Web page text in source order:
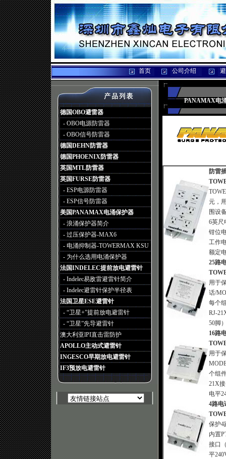
首页 公司介绍
德国OBO避雷器
- OBO电源防雷器
- OBO信号防雷器
德国DEHN防雷器
德国PHOENIX防雷器
英国MTL防雷器
英国FURSE防雷器
- ESP电源防雷器
- ESP信号防雷器
美国PANAMAX电涌保护器
- 浪涌保护器简介
- 过压保护器-MAX6
- 电涌抑制器-TOWERMAX KSU
- 为什么选用电涌保护器
法国INDELEC提前放电避雷针
- Indelec易敌雷避雷针简介
- Indelec避雷针保护半径表
法国卫星ESE避雷针
- “卫星+”提前放电避雷针
- “卫星”先导避雷针
澳大利亚lPI直击雷防护
APOLLO主动式避雷针
INGESCO早期放电避雷针
IF3预放电避雷针
PANAMAX电
防雷
元，
围设
6英尺
钳位
工作
额定
25路
用于
话/
每个
RJ-
50脚
16路
用于
个组
21X
电平
4路
保护4
内置
接口
平